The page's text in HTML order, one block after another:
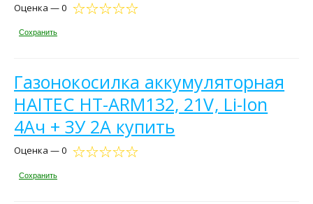
Оценка — 0
Сохранить
Газонокосилка аккумуляторная
HAITEC HT-ARM132, 21V, Li-Ion
4Ач + ЗУ 2A купить
Оценка — 0
Сохранить